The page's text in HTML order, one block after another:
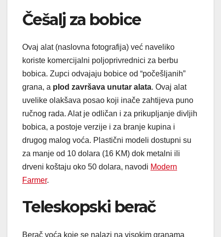
Češalj za bobice
Ovaj alat (naslovna fotografija) već naveliko
koriste komercijalni poljoprivrednici za berbu
bobica. Zupci odvajaju bobice od “počešljanih”
grana, a plod završava unutar alata. Ovaj alat
uvelike olakšava posao koji inače zahtijeva puno
ručnog rada. Alat je odličan i za prikupljanje divljih
bobica, a postoje verzije i za branje kupina i
drugog malog voća. Plastični modeli dostupni su
za manje od 10 dolara (16 KM) dok metalni ili
drveni koštaju oko 50 dolara, navodi Modern
Farmer.
Teleskopski berač
Berač voća koje se nalazi na visokim granama